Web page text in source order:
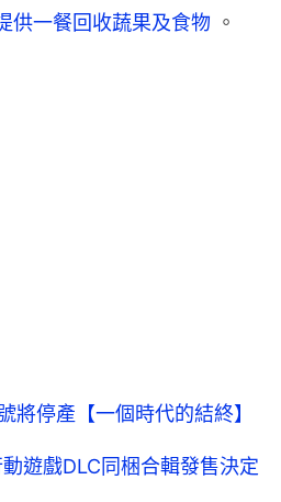
供一餐回收蔬果及食物 。
將停產【一個時代的結終】
遊戲DLC同梱合輯發售決定